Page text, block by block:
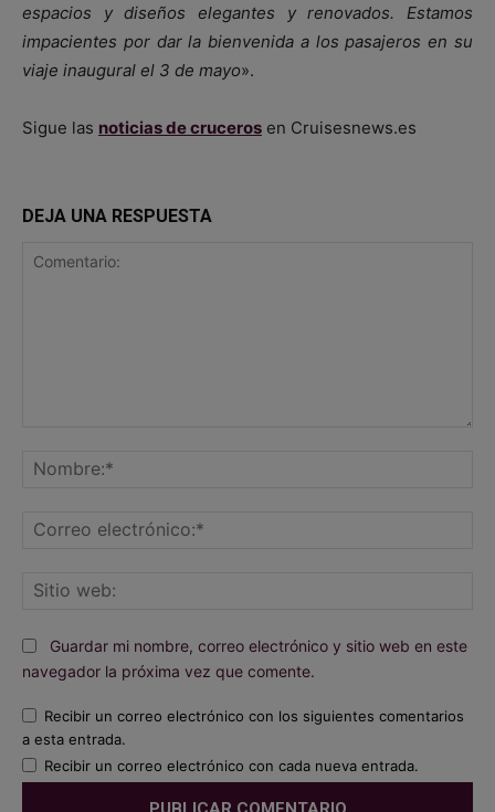
espacios y diseños elegantes y renovados. Estamos
impacientes por dar la bienvenida a los pasajeros en su
viaje inaugural el 3 de mayo».
Sigue las noticias de cruceros en Cruisesnews.es
DEJA UNA RESPUESTA
Guardar mi nombre, correo electrónico y sitio web en este
navegador la próxima vez que comente.
Recibir un correo electrónico con los siguientes comentarios
a esta entrada.
Recibir un correo electrónico con cada nueva entrada.